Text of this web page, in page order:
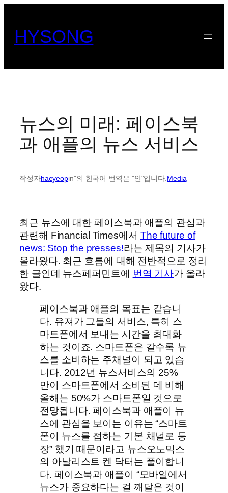
HYSONG
뉴스의 미래: 페이스북
과 애플의 뉴스 서비스
작성자haeyeopin"의 한국어 번역은 "안"입니다.Media
최근 뉴스에 대한 페이스북과 애플의 관심과
관련해 Financial Times에서 The future of
news: Stop the presses!라는 제목의 기사가
올라왔다. 최근 흐름에 대해 전반적으로 정리
한 글인데 뉴스페퍼민트에
번역 기사가 올라
왔다.
페이스북과 애플의 목표는 같습니
다. 유져가 그들의 서비스, 특히 스
마트폰에서 보내는 시간을 최대화
하는 것이죠. 스마트폰은 갈수록 뉴
스를 소비하는 주채널이 되고 있습
니다. 2012년 뉴스서비스의 25%
만이 스마트폰에서 소비된 데 비해
올해는 50%가 스마트폰일 것으로
전망됩니다. 페이스북과 애플이 뉴
스에 관심을 보이는 이유는 “스마트
폰이 뉴스를 접하는 기본 채널로 등
장” 했기 때문이라고 뉴스오노믹스
의 아날리스트 켄 닥터는 풀이합니
다. 페이스북과 애플이 “모바일에서
뉴스가 중요하다는 걸 깨달은 것이